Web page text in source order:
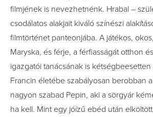
filmjének is nevezhetnénk. Hrabal –
csodálatos alakjait kiváló színészi
filmtörténet panteonjába. A játékos,
Maryska, és férje, a férfiasságát otthon
igazgatói tanácsának is
Francin életébe szabályosan berobban
nagyon szabad Pepin, aki a sörgyár
ha kell. Mint egy jóízű ebéd után